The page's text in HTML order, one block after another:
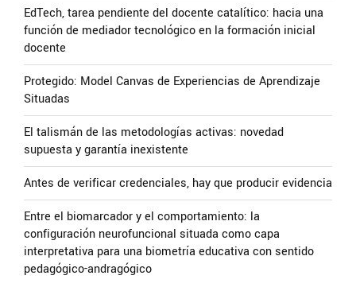
EdTech, tarea pendiente del docente catalítico: hacia una
función de mediador tecnológico en la formación inicial
docente
Protegido: Model Canvas de Experiencias de Aprendizaje
Situadas
El talismán de las metodologías activas: novedad
supuesta y garantía inexistente
Antes de verificar credenciales, hay que producir evidencia
Entre el biomarcador y el comportamiento: la
configuración neurofuncional situada como capa
interpretativa para una biometría educativa con sentido
pedagógico-andragógico